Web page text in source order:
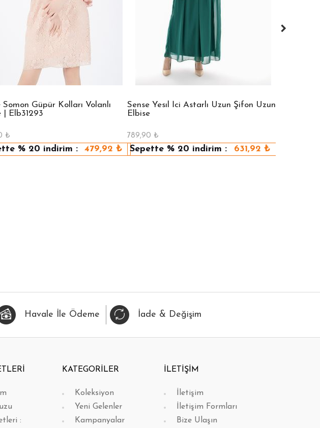
EKLE HIZLI BAK
Somon Güpür Kolları Volanlı
| Elb31293
₺
% 20 indirim : 479,92 ₺
FAVORİLERİME EKLE HIZLI BAK
Sense Yesıl İci Astarlı Uzun Şifon Uzun
Elbise
789,90 ₺
Sepette % 20 indirim : 631,92 ₺
Havale İle Ödeme İade & Değişim
:
KATEGORİLER
Koleksiyon
Yeni Gelenler
Kampanyalar
İLETİŞİM
İletişim
İletişim Formları
Bize Ulaşın